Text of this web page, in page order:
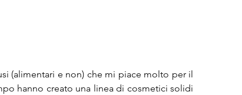
(alimentari e non) che mi piace molto per il
hanno creato una linea di cosmetici solidi